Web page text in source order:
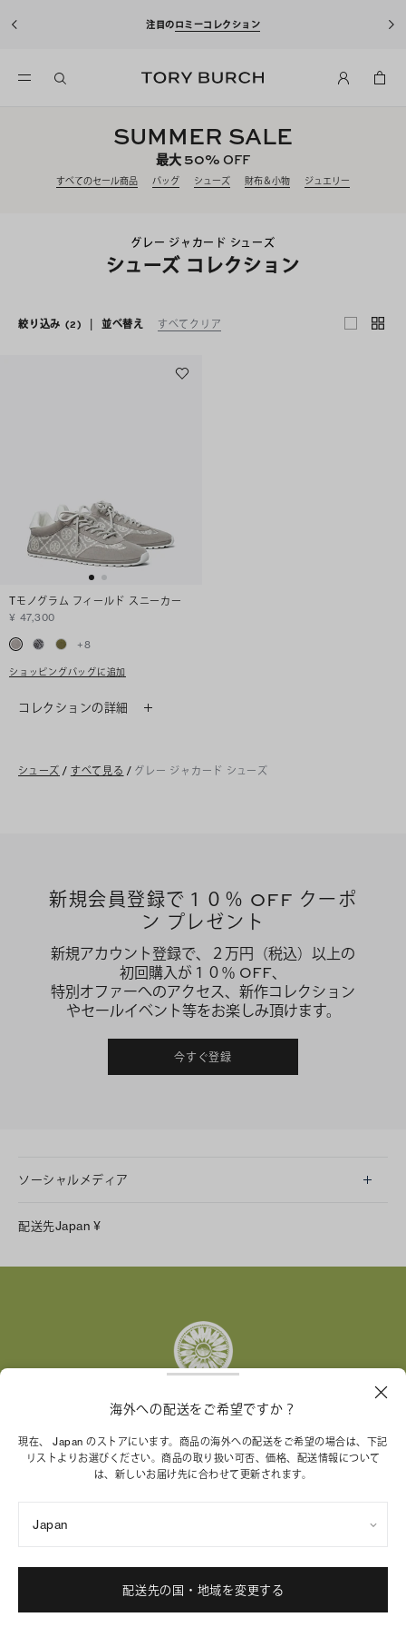
注目のロミーコレクション
SUMMER SALE
最大50% OFF
すべてのセール商品 バッグ シューズ 財布＆小物 ジュエリー
グレー ジャカード シューズ
シューズ コレクション
絞り込み (2) | 並べ替え すべてクリア
Tモノグラム フィールド スニーカー
¥ 47,300
+8
ショッピングバッグに追加
コレクションの詳細
シューズ / すべて見る / グレー ジャカード シューズ
新規会員登録で１０％ OFF クーポ
ン プレゼント
新規アカウント登録で、２万円（税込）以上の
初回購入が１０％ OFF、
特別オファーへのアクセス、新作コレクション
やセールイベント等をお楽しみ頂けます。
今すぐ登録
ソーシャルメディア
Facebook
配送先Japan ¥
トリー バーチ財団は、女性起業家が持続可能な企業を築
くことを支援しています。
サイトマップ
Cookie 設定
海外への配送をご希望ですか？
現在、 Japan のストアにいます。商品の海外への配送をご希望の場合は、下記
リストよりお選びください。商品の取り扱い可否、価格、配送情報について
は、新しいお届け先に合わせて更新されます。
Japan
配送先の国・地域を変更する